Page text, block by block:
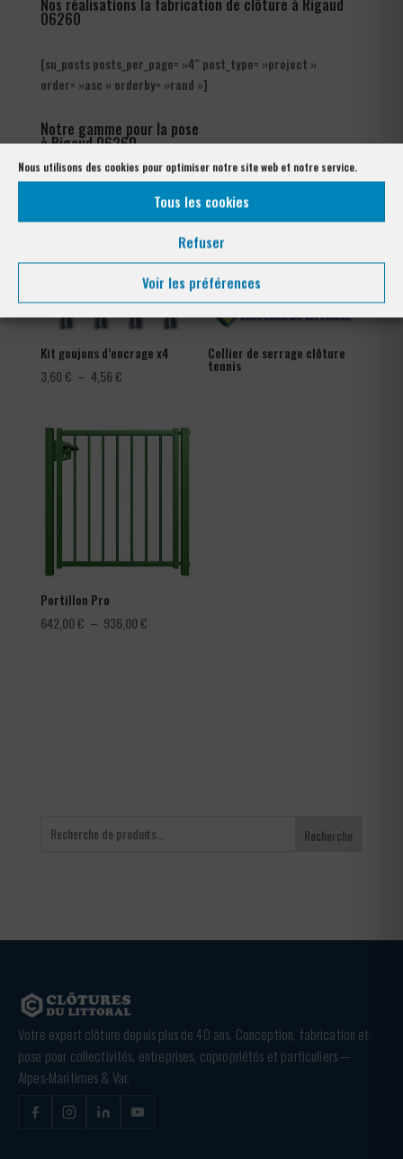
Nous utilisons des cookies pour optimiser notre site web et notre service.
Tous les cookies
Refuser
Voir les préférences
Nos réalisations la fabrication de clôture à Rigaud
06260
[su_posts posts_per_page= »4″ post_type= »project »
order= »asc » orderby= »rand »]
Notre gamme pour la pose
à Rigaud 06260
Kit goujons d’encrage x4
3,60€ – 4,56€Plage
3,60 €
Collier de serrage clôture
tennis
Portillon Pro
642,00€ – 936,00€Plage
Recherche
Votre expert clôture depuis plus de 40 ans. Conception, fabrication et
pose pour collectivités, entreprises, copropriétés et particuliers —
Alpes-Maritimes & Var.